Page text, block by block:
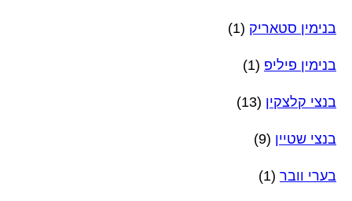
בנימין סטאריק (1)
בנימין פיליפ (1)
בנצי קלצקין (13)
בנצי שטיין (9)
בערי וובר (1)